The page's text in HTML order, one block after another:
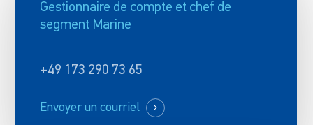
Gestionnaire de compte et chef de
segment Marine
+49 173 290 73 65
Envoyer un courriel